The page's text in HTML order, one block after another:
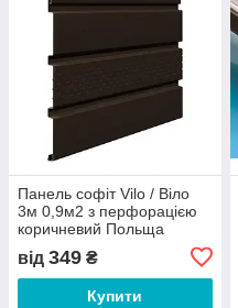
Панель софіт Vilo / Віло
3м 0,9м2 з перфорацією
коричневий Польща
від 349 ₴
Купити